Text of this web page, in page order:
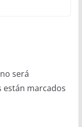
será
están marcados